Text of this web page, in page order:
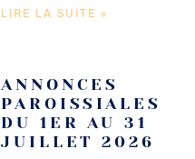
LIRE LA SUITE »
ANNONCES
PAROISSIALES
DU 1ER AU 31
JUILLET 2026